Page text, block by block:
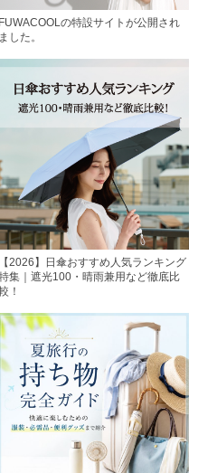
FUWACOOLの特設サイトが公開され
ました。
【2026】日傘おすすめ人気ランキング
集｜遮光100・晴雨兼用など徹底比
！